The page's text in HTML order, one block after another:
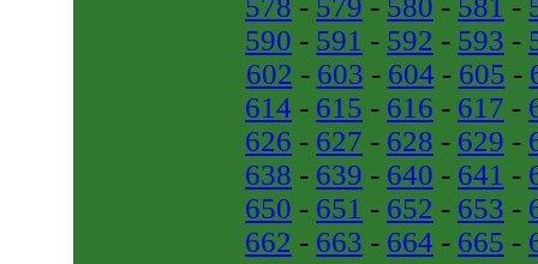
578 - 579 - 580 - 581 -
590 - 591 - 592 - 593 -
602 - 603 - 604 - 605 -
614 - 615 - 616 - 617 -
626 - 627 - 628 - 629 -
638 - 639 - 640 - 641 -
650 - 651 - 652 - 653 -
662 - 663 - 664 - 665 -